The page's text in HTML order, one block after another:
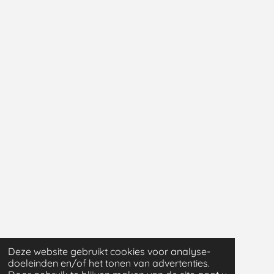
Deze website gebruikt cookies voor analyse-
doeleinden en/of het tonen van advertenties.